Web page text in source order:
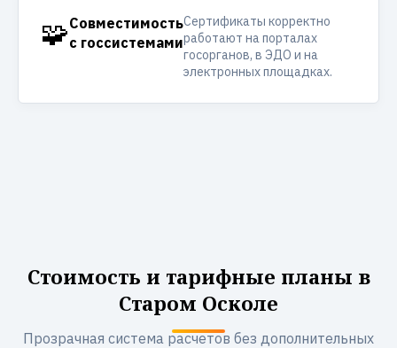
🧩Совместимость
с госсистемами
Сертификаты корректно
работают на порталах
госорганов, в ЭДО и на
электронных площадках.
Стоимость и тарифные планы в
Старом Осколе
Прозрачная система расчетов без дополнительных